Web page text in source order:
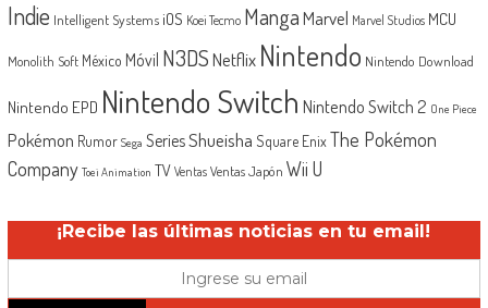
Indie Intelligent Systems iOS Koei Tecmo MangaMarvel Marvel Studios MCU
Monolith Soft México Móvil N3DSNetflix Nintendo Nintendo Download
Nintendo EPD Nintendo Switch Nintendo Switch 2 One Piece
Pokémon Rumor Sega SeriesShueisha Square EnixThe Pokémon
Company Toei Animation TV Ventas Ventas Japón Wii U
¡Recibe las últimas noticias en tu email!